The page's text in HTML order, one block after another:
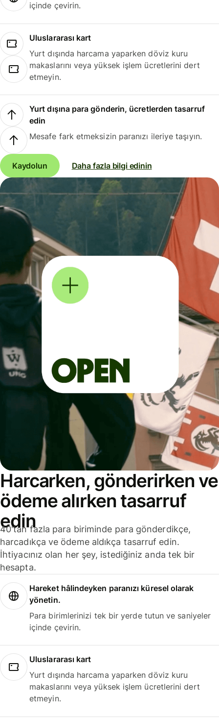
içinde çevirin.
Uluslararası kart
Yurt dışında harcama yaparken döviz kuru
makaslarını veya yüksek işlem ücretlerini dert
etmeyin.
Yurt dışına para gönderin, ücretlerden tasarruf
edin
Mesafe fark etmeksizin paranızı ileriye taşıyın.
Kaydolun Daha fazla bilgi edinin
Harcarken, gönderirken ve
ödeme alırken tasarruf
edin
40'tan fazla para biriminde para gönderdikçe,
harcadıkça ve ödeme aldıkça tasarruf edin.
İhtiyacınız olan her şey, istediğiniz anda tek bir
hesapta.
Hareket hâlindeyken paranızı küresel olarak
yönetin.
Para birimlerinizi tek bir yerde tutun ve saniyeler
içinde çevirin.
Uluslararası kart
Yurt dışında harcama yaparken döviz kuru
makaslarını veya yüksek işlem ücretlerini dert
etmeyin.